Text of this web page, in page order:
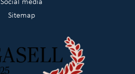
Sitemap